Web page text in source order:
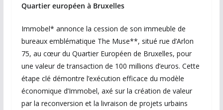
Quartier européen à Bruxelles
Immobel* annonce la cession de son immeuble de
bureaux emblématique The Muse**, situé rue d’Arlon
75, au cœur du Quartier Européen de Bruxelles, pour
une valeur de transaction de 100 millions d’euros. Cette
étape clé démontre l’exécution efficace du modèle
économique d’Immobel, axé sur la création de valeur
par la reconversion et la livraison de projets urbains